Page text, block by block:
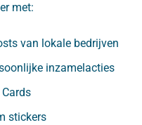
met:
van lokale bedrijven
inzamelacties
stickers